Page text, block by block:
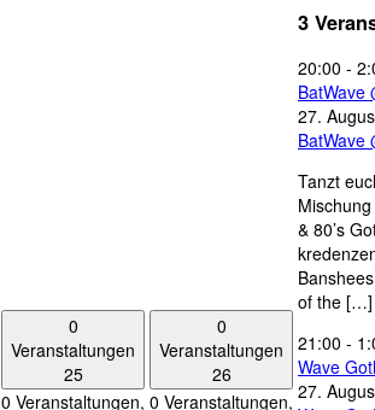
0
Veranstaltungen
25
0 Veranstaltungen,
0
Veranstaltungen
26
0 Veranstaltungen,
3
20:00 -
BatWave
27.
BatWave
Tanzt
& 80’s
of the […]
21:00 -
Wave
27.